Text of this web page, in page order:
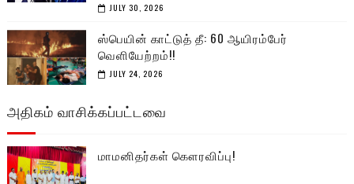
JULY 30, 2026
ஸ்பெயின் காட்டுத் தீ: 60 ஆயிரம்பேர்
வெளியேற்றம்!!
JULY 24, 2026
அதிகம் வாசிக்கப்பட்டவை
மாமனிதர்கள் கௌரவிப்பு!